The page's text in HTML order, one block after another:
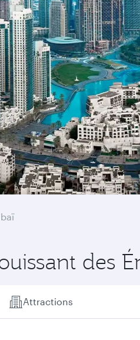
des
Attractions